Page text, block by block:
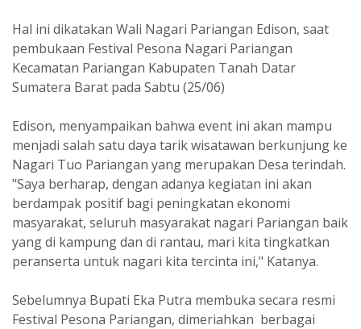
Hal ini dikatakan Wali Nagari Pariangan Edison, saat
pembukaan Festival Pesona Nagari Pariangan
Kecamatan Pariangan Kabupaten Tanah Datar
Sumatera Barat pada Sabtu (25/06)
Edison, menyampaikan bahwa event ini akan mampu
menjadi salah satu daya tarik wisatawan berkunjung ke
Nagari Tuo Pariangan yang merupakan Desa terindah.
"Saya berharap, dengan adanya kegiatan ini akan
berdampak positif bagi peningkatan ekonomi
masyarakat, seluruh masyarakat nagari Pariangan baik
yang di kampung dan di rantau, mari kita tingkatkan
peranserta untuk nagari kita tercinta ini," Katanya.
Sebelumnya Bupati Eka Putra membuka secara resmi
Festival Pesona Pariangan, dimeriahkan berbagai